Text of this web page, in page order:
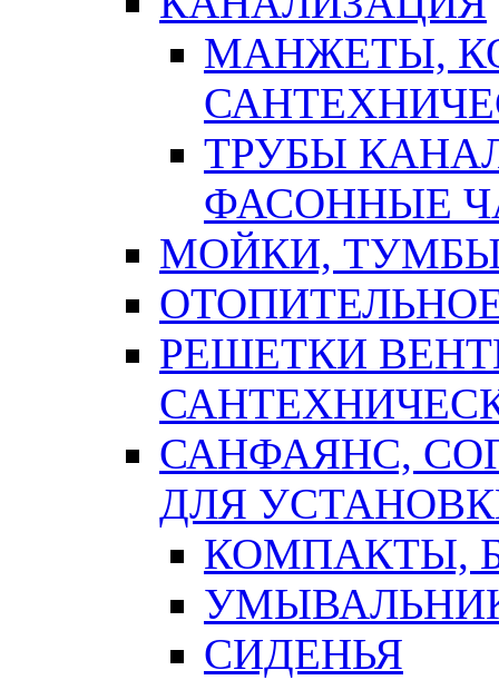
МАНЖЕТЫ,
ТРУБЫ
ФАСОННЫЕ
МОЙКИ,
РЕШЕТКИ
САНФАЯНС,
ДЛЯ
КОМПАКТЫ,
СИДЕНЬЯ